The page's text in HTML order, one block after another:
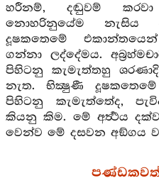
හරීනම්, දඬුවම්
නොහරිනුයේම නැසිය
දූෂකතෙමේ එකාන්තයෙන්
ගන්නා ලද්දේමය.
පිහිටනු කැමැත්තහු
නැත. භික්‍ෂුණී
පිහිටනු කැමැත්තේද,
කියනු කිම. මේ අර්‍ත්‍ථය
වෙන්ව මේ දසවන අඞ්ගය